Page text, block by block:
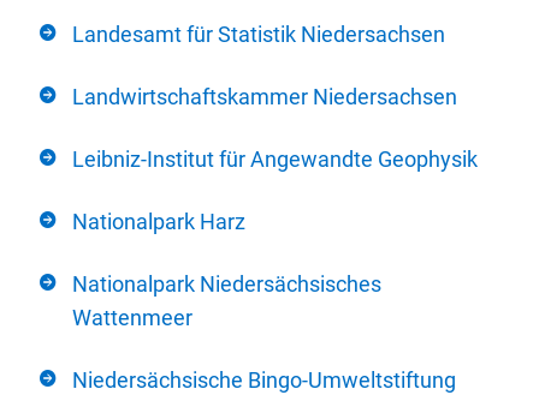
Landesamt für Statistik Niedersachsen
Landwirtschaftskammer Niedersachsen
Leibniz-Institut für Angewandte Geophysik
Nationalpark Harz
Nationalpark Niedersächsisches
Wattenmeer
Niedersächsische Bingo-Umweltstiftung